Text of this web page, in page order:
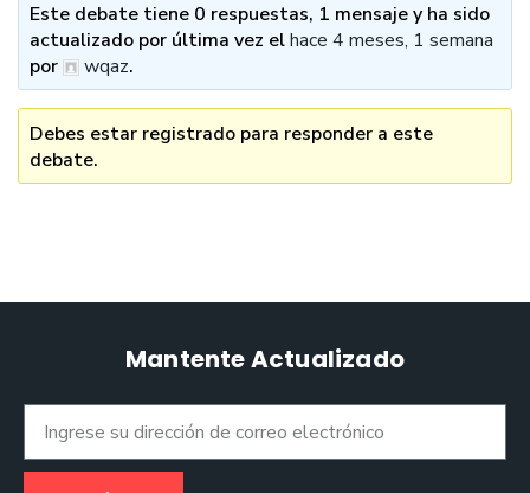
Este debate tiene 0 respuestas, 1 mensaje y ha sido
actualizado por última vez elhace 4 meses, 1 semana
por
wqaz.
Debes estar registrado para responder a este
debate.
Mantente Actualizado